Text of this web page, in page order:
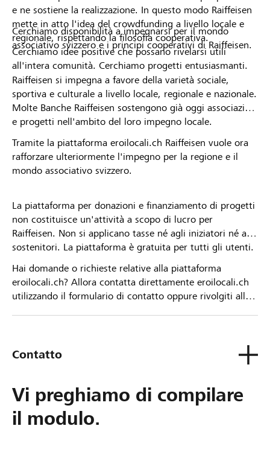
e ne sostiene la realizzazione. In questo modo Raiffeisen
mette in atto l'idea del crowdfunding a livello locale e
regionale, rispettando la filosofia cooperativa.
Cerchiamo idee positive che possano rivelarsi utili
all'intera comunità. Cerchiamo progetti entusiasmanti.
Cerchiamo disponibilità a impegnarsi per il mondo
associativo svizzero e i principi cooperativi di Raiffeisen.
Raiffeisen si impegna a favore della varietà sociale,
sportiva e culturale a livello locale, regionale e nazionale.
Molte Banche Raiffeisen sostengono già oggi associazioni
e progetti nell'ambito del loro impegno locale.
Tramite la piattaforma eroilocali.ch Raiffeisen vuole ora
rafforzare ulteriormente l'impegno per la regione e il
mondo associativo svizzero.
La piattaforma per donazioni e finanziamento di progetti
non costituisce un'attività a scopo di lucro per
Raiffeisen. Non si applicano tasse né agli iniziatori né ai
sostenitori. La piattaforma è gratuita per tutti gli utenti.
Hai domande o richieste relative alla piattaforma
eroilocali.ch? Allora contatta direttamente eroilocali.ch
utilizzando il formulario di contatto oppure rivolgiti alla
Contatto
Vi preghiamo di compilare
il modulo.